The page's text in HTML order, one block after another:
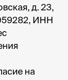
д. 23,
ИНН
на